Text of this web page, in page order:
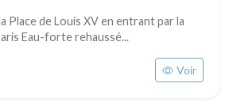
Place de Louis XV en entrant par la
Eau-forte rehaussé...
Voir